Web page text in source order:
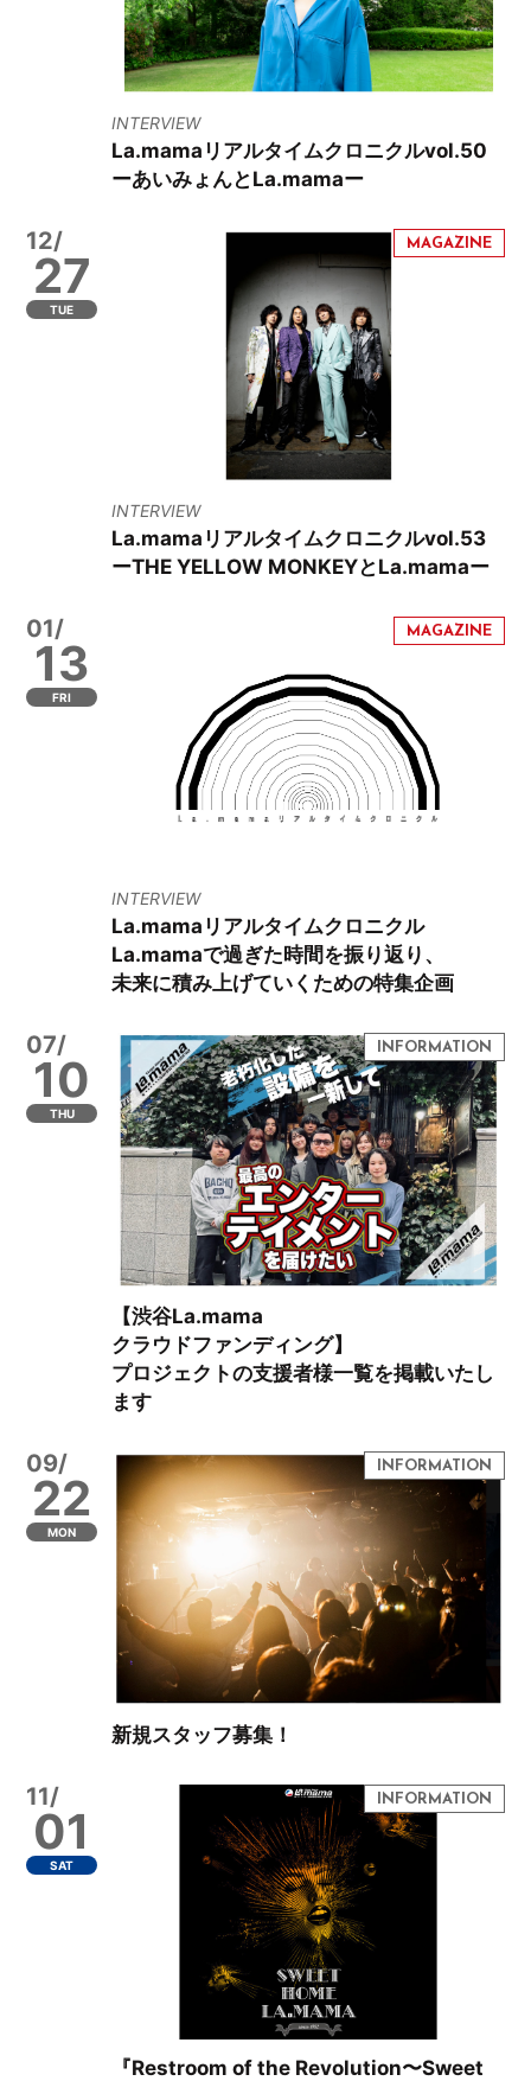
INTERVIEW
La.mamaリアルタイムクロニクルvol.50
ーあいみょんとLa.mamaー
12/
27
TUE
INTERVIEW
La.mamaリアルタイムクロニクルvol.53
ーTHE YELLOW MONKEYとLa.mamaー
01/
13
FRI
INTERVIEW
La.mamaリアルタイムクロニクル
La.mamaで過ぎた時間を振り返り、
未来に積み上げていくための特集企画
07/
10
THU
【渋谷La.mama
クラウドファンディング】
プロジェクトの支援者様一覧を掲載いたし
ます
09/
22
MON
新規スタッフ募集！
11/
01
SAT
『Restroom of the Revolution〜Sweet